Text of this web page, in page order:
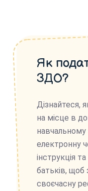
Як
ЗДО?
Дізнайтеся,
на місце в
навчальному
електронну
інструкція
батьків, щоб
своєчасну